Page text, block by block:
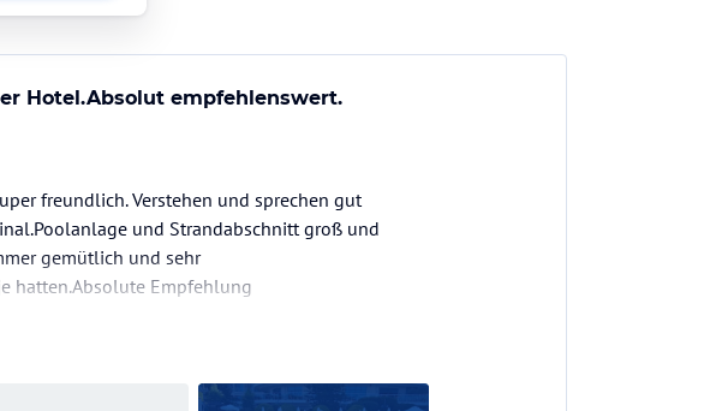
Hotel.Absolut empfehlenswert.
freundlich. Verstehen und sprechen gut
und Strandabschnitt groß und
gemütlich und sehr
hatten.Absolute Empfehlung